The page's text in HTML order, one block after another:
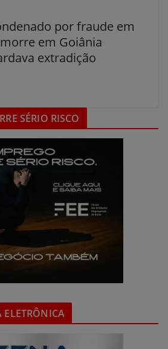
por fraude em
em Goiânia
extradição
SÉRIO RISCO
ELETRÔNICA